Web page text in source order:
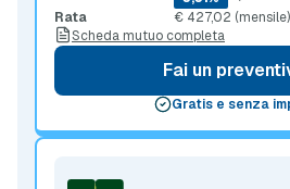
Rata
€ 427,02 (mensile)
Scheda mutuo completa
Fai un
Gratis e senza